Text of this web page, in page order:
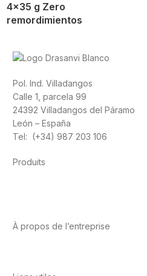
4×35 g Zero
remordimientos
Pol. Ind. Villadangos
Calle 1, parcela 99
24392 Villadangos del Páramo
León – España
Tel: (+34) 987 203 106
Produits
À propos de l’entreprise